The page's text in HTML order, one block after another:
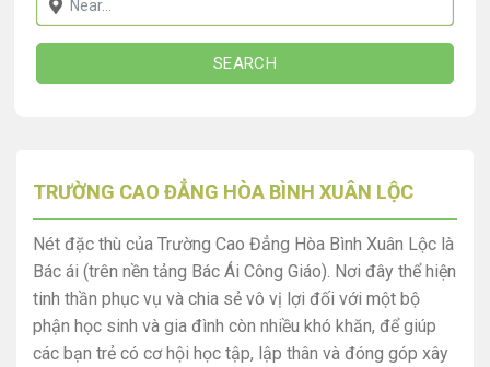
SEARCH
TRƯỜNG CAO ĐẲNG HÒA BÌNH XUÂN LỘC
Nét đặc thù của Trường Cao Đẳng Hòa Bình Xuân Lộc là
Bác ái (trên nền tảng Bác Ái Công Giáo). Nơi đây thể hiện
tinh thần phục vụ và chia sẻ vô vị lợi đối với một bộ
phận học sinh và gia đình còn nhiều khó khăn, để giúp
các bạn trẻ có cơ hội học tập, lập thân và đóng góp xây